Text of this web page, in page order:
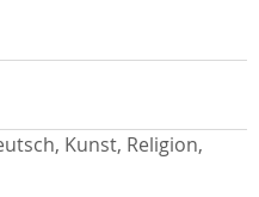
Kunst, Religion,